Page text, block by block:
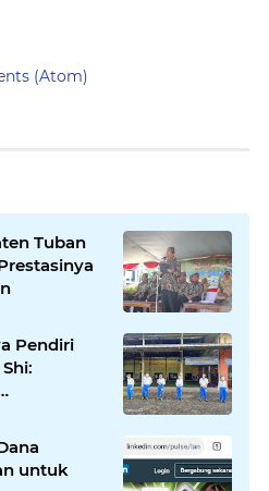
(Atom)
Tuban
Pendiri
untuk